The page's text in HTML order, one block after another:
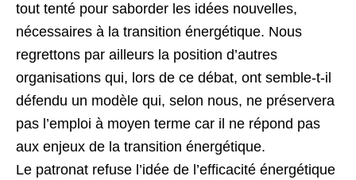
tout tenté pour saborder les idées nouvelles,
nécessaires à la transition énergétique. Nous
regrettons par ailleurs la position d’autres
organisations qui, lors de ce débat, ont semble-t-il
défendu un modèle qui, selon nous, ne préservera
pas l’emploi à moyen terme car il ne répond pas
aux enjeux de la transition énergétique.
Le patronat refuse l’idée de l’efficacité énergétique